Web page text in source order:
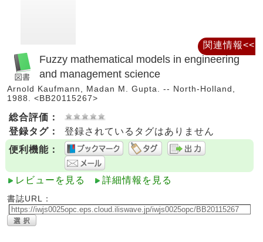
Fuzzy mathematical models in engineering
and management science
Arnold Kaufmann, Madan M. Gupta. -- North-Holland,
1988. <BB20115267>
総合評価：
登録タグ：
登録されているタグはありません
便利機能：
レビューを見る 詳細情報を見る
書誌URL：
関連情報<<